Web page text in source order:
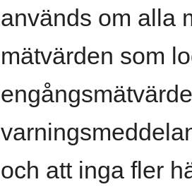
används om alla
mätvärden som
och att inga fler